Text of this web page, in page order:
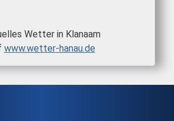
Wetter in Klanaam
www.wetter-hanau.de